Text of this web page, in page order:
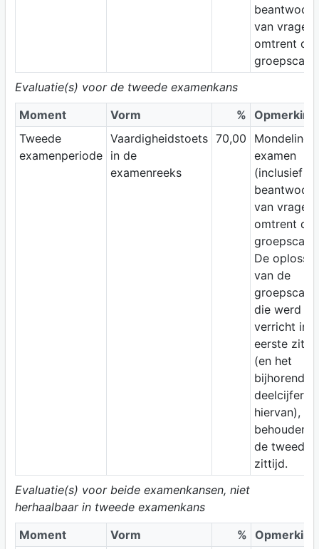
van vragen
omtrent de
Evaluatie(s) voor de tweede examenkans
Moment
Vorm % Opmerking
Tweede
examenperiode
Vaardigheidstoets
in de
examenreeks
70,00
Mondeling
examen
(inclusief
van vragen
omtrent de
De
van de
die werd
verricht in
eerste
(en het
bijhorende
deelcijfer
hiervan),
behouden
de tweede
zittijd.
Evaluatie(s) voor beide examenkansen, niet
herhaalbaar in tweede examenkans
Moment
Vorm % Opmerking